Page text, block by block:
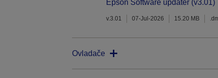
Epson Software updater (v3.01)
v.3.01 07-Jul-2026 15.20 MB
Ovladače